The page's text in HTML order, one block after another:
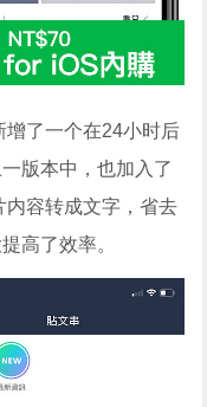
增了一个在24小时后
版本中，也加入了
内容转成文字，省去
高了效率。